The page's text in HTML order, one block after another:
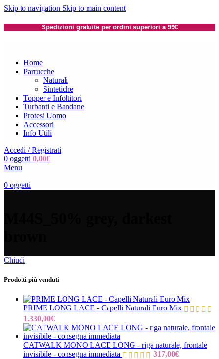
Skip to navigation Skip to main content
Spedizioni gratuite per ordini superiori a 99€
Home
Parrucche
Naturali
Sintetiche
Topper e Infoltitori
Turbanti e Bandane
Protesi Uomo
Accessori
Info Utili
Accedi / Registrati
0 oggetti 0,00€
Menu
0 oggetti
Chiudi
Prodotti più venduti
PRIME LONG LACE - Capelli Naturali Euro Mix
1.330,00€
CATWALK MONO LACE LONG - riga naturale, frontale
invisibile - consegna immediata
317,00€